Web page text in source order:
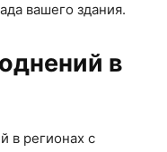
вашего здания.
в
в регионах с